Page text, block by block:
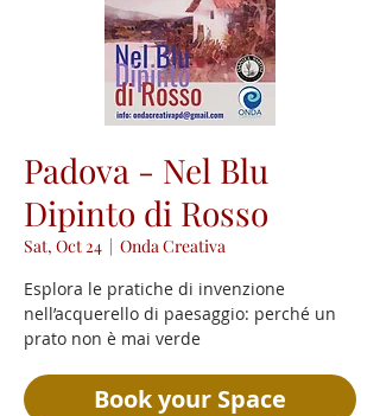
Padova - Nel Blu
Dipinto di Rosso
Sat, Oct 24
  |
Onda Creativa
Esplora le pratiche di invenzione
nell’acquerello di paesaggio: perché un
prato non è mai verde
Book your Space